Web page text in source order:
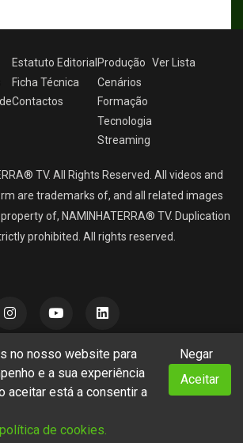
no nosso website para
e a sua experiência
aceitar está a consentir a
de cookies.
Negar
Aceitar
Estatuto Editorial
Ficha Técnica
Contactos
Produção
Cenários
Formação
Tecnologia
Streaming
Ver Lista
TV. All Rights Reserved. All videos and
are trademarks of, and all related images
of, NAMINHATERRA® TV. Duplication
prohibited. All rights reserved.
TV